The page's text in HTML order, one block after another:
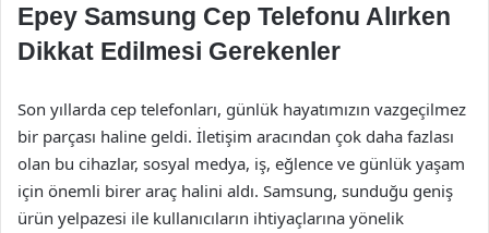
Epey Samsung Cep Telefonu Alırken
Dikkat Edilmesi Gerekenler
Son yıllarda cep telefonları, günlük hayatımızın vazgeçilmez
bir parçası haline geldi. İletişim aracından çok daha fazlası
olan bu cihazlar, sosyal medya, iş, eğlence ve günlük yaşam
için önemli birer araç halini aldı. Samsung, sunduğu geniş
ürün yelpazesi ile kullanıcıların ihtiyaçlarına yönelik